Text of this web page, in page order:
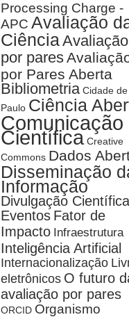
Processing Charge -
APC Avaliação
CiênciaAvaliação
por pares
por Pares Aberta
Bibliometria Cidade
Paulo Ciência
Comunicação
Científica Creative
Commons Dados
Disseminação
Informação
Divulgação Científica
Eventos Fator de
Impacto Infraestrutura
Inteligência Artificial
Internacionalização
eletrônicos O futuro
avaliação por pares
ORCID Organismo